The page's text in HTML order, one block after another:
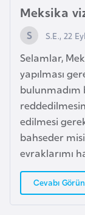
Meksika
S.E., 22
Selamlar,
yapılması
bulunmadım
edilmesi
bahseder
evraklarımı
Cevabı
e
B
i
s
s
a
u
G
i
n